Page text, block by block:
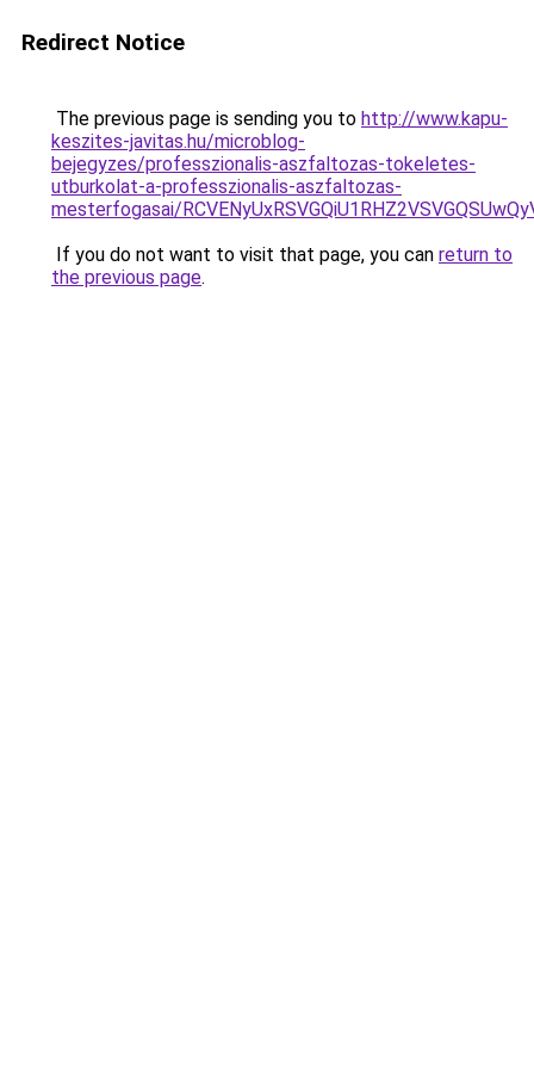
Redirect Notice
The previous page is sending you to http://www.kapu-
keszites-javitas.hu/microblog-
bejegyzes/professzionalis-aszfaltozas-tokeletes-
utburkolat-a-professzionalis-aszfaltozas-
mesterfogasai/
If you do not want to visit that page, you can return to
the previous page.